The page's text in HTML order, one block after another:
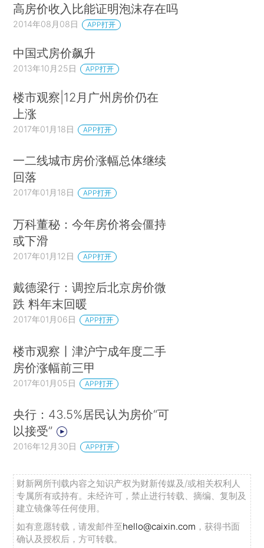
高房价收入比能证明泡沫存在吗
2014年08月08日 APP打开
中国式房价飙升
2013年10月25日 APP打开
楼市观察|12月广州房价仍在
上涨
2017年01月18日 APP打开
一二线城市房价涨幅总体继续
回落
2017年01月18日 APP打开
万科董秘：今年房价将会僵持
或下滑
2017年01月12日 APP打开
戴德梁行：调控后北京房价微
跌 料年末回暖
2017年01月06日 APP打开
楼市观察丨津沪宁成年度二手
房价涨幅前三甲
2017年01月05日 APP打开
央行：43.5%居民认为房价“可
以接受”
2016年12月30日 APP打开
财新网所刊载内容之知识产权为财新传媒及/或相关权利人
专属所有或持有。未经许可，禁止进行转载、摘编、复制及
建立镜像等任何使用。
如有意愿转载，请发邮件至hello@caixin.com ，获得书面
确认及授权后，方可转载。